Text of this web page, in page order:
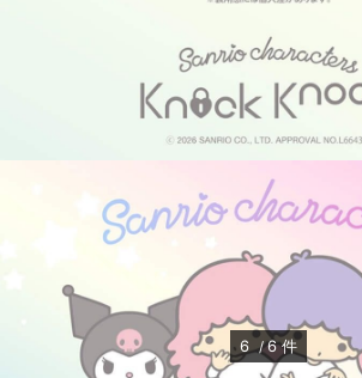
6 6 件